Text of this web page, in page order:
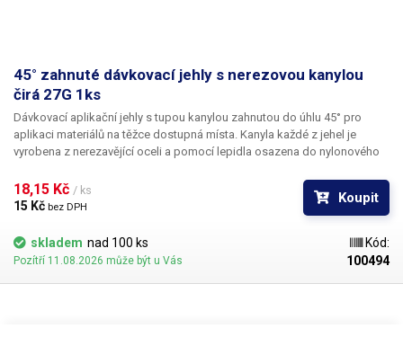
45° zahnuté dávkovací jehly s nerezovou kanylou
čirá 27G 1ks
Dávkovací aplikační jehly s tupou kanylou zahnutou do úhlu 45° pro
aplikaci materiálů na těžce dostupná místa. Kanyla každé z jehel je
vyrobena z nerezavějící oceli a pomocí lepidla osazena do nylonového
vybavena zámkovým systémem se závitem ke spolehlivému a rychlému
uchycení k dávkovacímu zásobníku, stříkačce nebo ručnímu dávkovači.
18,15 Kč / ks
15 Kč bez DPH
Koupit
skladem nad 100 ks
Pozítří 11.08.2026 může být u Vás
Kód:
100494